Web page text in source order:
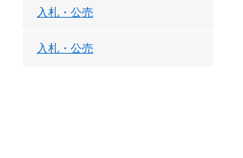
入札・公売
入札・公売